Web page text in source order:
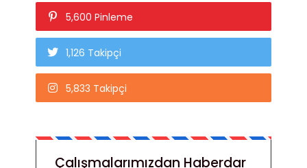
5,600 Pinleme
1,126 Takipçi
5,833 Takipçi